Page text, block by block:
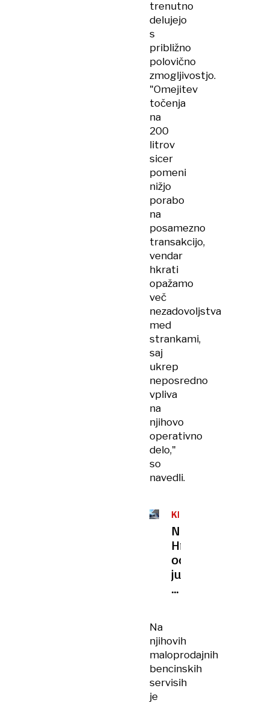
trenutno
delujejo
s
približno
polovično
zmogljivostjo.
"Omejitev
točenja
na
200
litrov
sicer
pomeni
nižjo
porabo
na
posamezno
transakcijo,
vendar
hkrati
opažamo
več
nezadovoljstva
med
strankami,
saj
ukrep
neposredno
vpliva
na
njihovo
operativno
delo,"
so
navedli.
KLJUB
UKREPOM
Na
Hrvaškem
od
jutri
dražje
nove
cene
še
čakamo
Na
njihovih
maloprodajnih
bencinskih
servisih
je